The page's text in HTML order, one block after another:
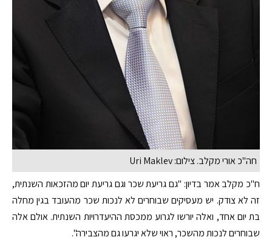
חה"כ אורי מקלב. צילום: Uri Maklev
ח"כ מקלב אמר בדיון: "גם גריעת שכר וגם גריעת יום מהזכאות השנתית,
זה לא צודק. יש מעסיקים שבוחרים לא לנכות שכר מהעובד בגין מחלה
בת יום אחד, ואלה יורשו לגרוע ממכסת ההיעדרויות השנתית. אולם אלה
שבוחרים לנכות מהשכר, ראוי שלא יגרעו גם מהצבירה".